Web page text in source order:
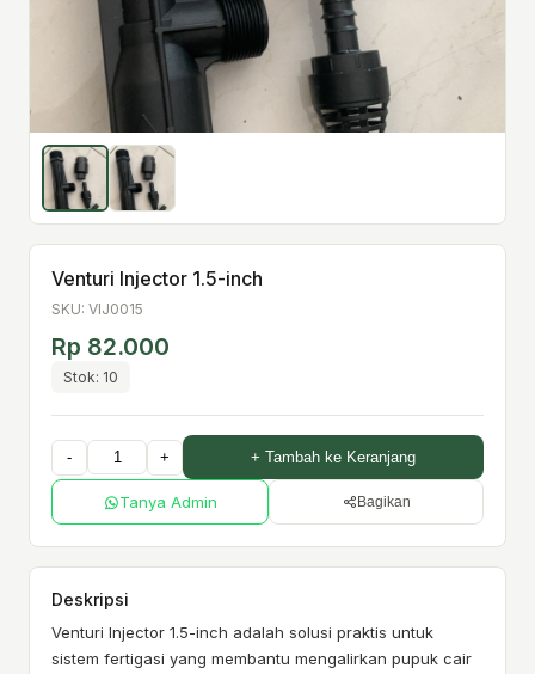
Venturi Injector 1.5-inch
SKU: VIJ0015
Rp 82.000
Stok: 10
- + + Tambah ke Keranjang
Tanya Admin Bagikan
Deskripsi
Venturi Injector 1.5-inch adalah solusi praktis untuk
sistem fertigasi yang membantu mengalirkan pupuk cair